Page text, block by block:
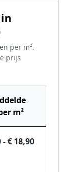
per m².
prijs
m²
- € 18,90